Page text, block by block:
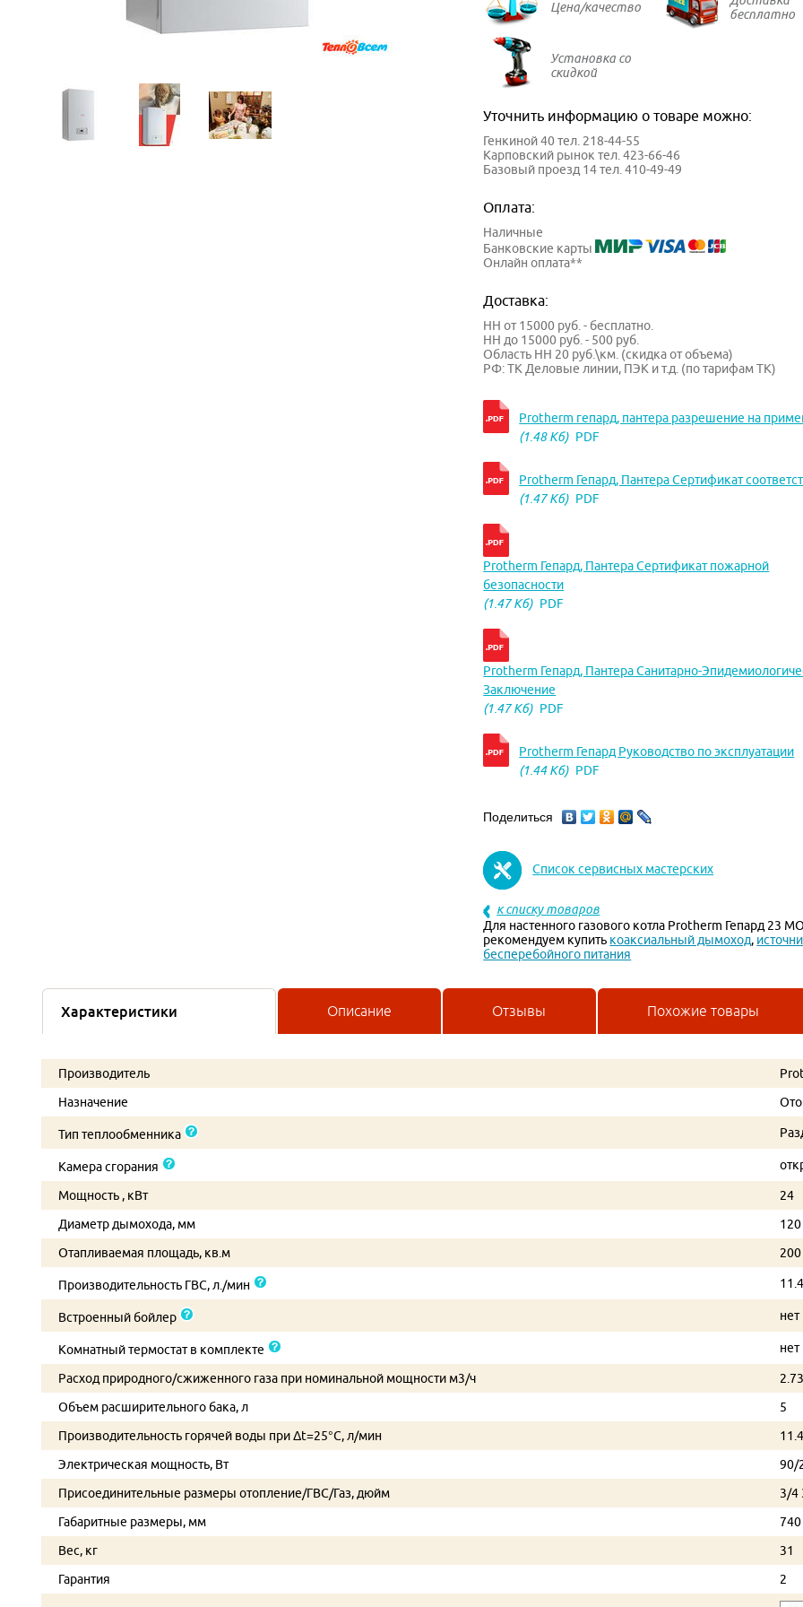
Цена/качество
бесплатно
Установка со
скидкой
Уточнить информацию о товаре можно:
Генкиной 40 тел. 218-44-55
Карповский рынок тел. 423-66-46
Базовый проезд 14 тел. 410-49-49
Оплата:
Наличные
Банковские карты
Онлайн оплата**
Доставка:
НН от 15000 руб. - бесплатно.
НН до 15000 руб. - 500 руб.
Область НН 20 руб.\км. (скидка от объема)
РФ: ТК Деловые линии, ПЭК и т.д. (по тарифам ТК)
Protherm гепард, пантера разрешение на
(1.48 Кб) PDF
Protherm Гепард, Пантера Сертификат
(1.47 Кб) PDF
Protherm Гепард, Пантера Сертификат пожарной
безопасности
(1.47 Кб) PDF
Protherm Гепард, Пантера Санитарно-
Заключение
(1.47 Кб) PDF
Protherm Гепард Руководство по эксплуатации
(1.44 Кб) PDF
Поделиться
Список сервисных мастерских
к списку товаров
Для настенного газового котла Protherm Гепард 23
рекомендуем купить коаксиальный дымоход,
бесперебойного питания
Характеристики Описание Отзывы Похожие товары
Производитель
Назначение
Тип теплообменника
Камера сгорания
Мощность , кВт
24
Диаметр дымохода, мм
120
Отапливаемая площадь, кв.м
200
Производительность ГВС, л./мин 11.4
Встроенный бойлер нет
Комнатный термостат в комплекте нет
Расход природного/сжиженного газа при номинальной мощности м3/ч
Объем расширительного бака, л
5
Производительность горячей воды при Δt=25°C, л/мин
11.4
Электрическая мощность, Вт
90/
Присоединительные размеры отопление/ГВС/Газ, дюйм
3/4
Габаритные размеры, мм
740
Вес, кг
31
Гарантия
2